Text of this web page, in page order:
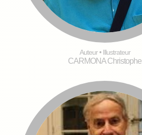
Auteur • Illustrateur
CARMONA Christophe